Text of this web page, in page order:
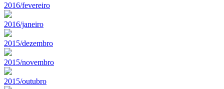
2016/fevereiro
2016/janeiro
2015/dezembro
2015/novembro
2015/outubro